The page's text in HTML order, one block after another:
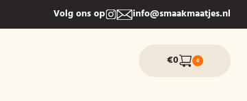
Volg ons op info@smaakmaatjes.nl
€0 0